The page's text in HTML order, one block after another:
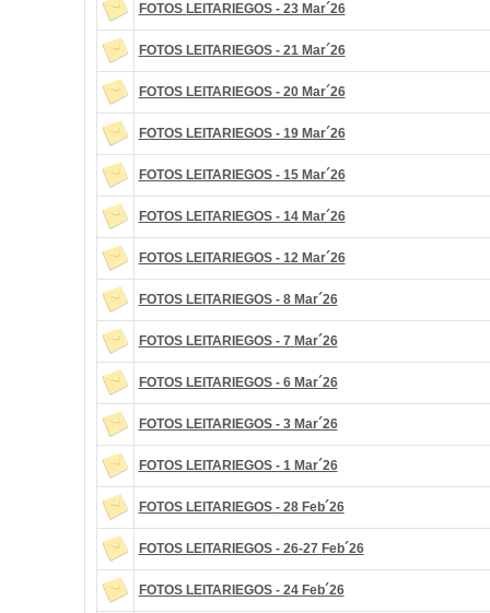
FOTOS LEITARIEGOS - 23 Mar´26
FOTOS LEITARIEGOS - 21 Mar´26
FOTOS LEITARIEGOS - 20 Mar´26
FOTOS LEITARIEGOS - 19 Mar´26
FOTOS LEITARIEGOS - 15 Mar´26
FOTOS LEITARIEGOS - 14 Mar´26
FOTOS LEITARIEGOS - 12 Mar´26
FOTOS LEITARIEGOS - 8 Mar´26
FOTOS LEITARIEGOS - 7 Mar´26
FOTOS LEITARIEGOS - 6 Mar´26
FOTOS LEITARIEGOS - 3 Mar´26
FOTOS LEITARIEGOS - 1 Mar´26
FOTOS LEITARIEGOS - 28 Feb´26
FOTOS LEITARIEGOS - 26-27 Feb´26
FOTOS LEITARIEGOS - 24 Feb´26